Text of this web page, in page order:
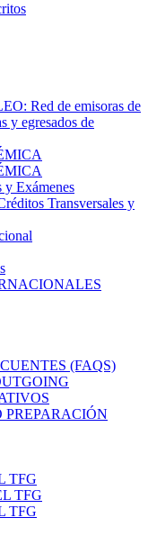
Red de emisoras de
y egresados de
y Exámenes
Transversales y
(FAQS)
PREPARACIÓN
TFG
TFG
TFG